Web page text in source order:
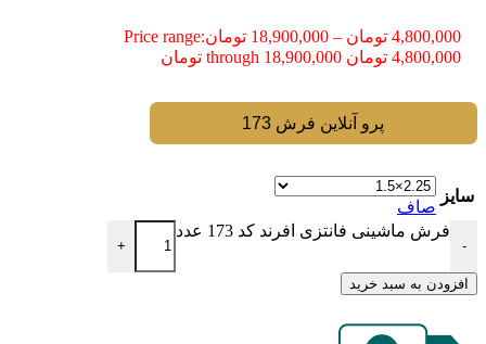
4,800,000 تومان –
18,900,000 تومانPrice range:
4,800,000 تومان through 18,900,000 تومان
پرو آنلاین فرش 173
سایز
صاف
-
فرش ماشینی فانتزی افرند کد 173 عدد
+
افزودن به سبد خرید